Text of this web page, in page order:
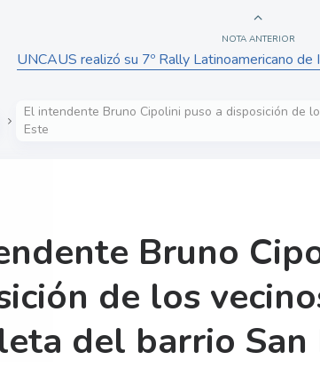
NOTA ANTERIOR
UNCAUS realizó su 7º Rally Latinoamericano de
El intendente Bruno Cipolini puso a disposición de
Este
Bruno
de los
del barrio